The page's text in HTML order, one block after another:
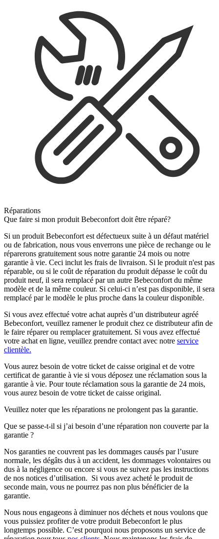
Réparations
Que faire si mon produit Bebeconfort doit être réparé?
Si un produit Bebeconfort est défectueux suite à un défaut matériel
ou de fabrication, nous vous enverrons une pièce de rechange ou le
réparerons gratuitement sous notre garantie 24 mois ou notre
garantie à vie. Ceci inclut les frais de livraison. Si le produit n'est pas
réparable, ou si le coût de réparation du produit dépasse le coût du
produit neuf, il sera remplacé par un autre Bebeconfort du même
modèle et de la même couleur. Si celui-ci n’est pas disponible, il sera
remplacé par le modèle le plus proche dans la couleur disponible.
Si vous avez effectué votre achat auprès d’un distributeur agréé
Bebeconfort, veuillez ramener le produit chez ce distributeur afin de
le faire réparer ou remplacer gratuitement. Si vous avez effectué
votre achat en ligne, veuillez prendre contact avec notre service
clientèle.
Vous aurez besoin de votre ticket de caisse original et de votre
certificat de garantie à vie si vous déposez une réclamation sous la
garantie à vie. Pour toute réclamation sous la garantie de 24 mois,
vous aurez besoin de votre ticket de caisse original.
Veuillez noter que les réparations ne prolongent pas la garantie.
Que se passe-t-il si j’ai besoin d’une réparation non couverte par la
garantie ?
Nos garanties ne couvrent pas les dommages causés par l’usure
normale, les dégâts dus à un accident, les dommages volontaires ou
dus à la négligence ou encore si vous ne suivez pas les instructions
de nos notices d’utilisation. Si vous avez acheté le produit de
seconde main, vous ne pourrez pas non plus bénéficier de la
garantie.
Nous nous engageons à diminuer nos déchets et nous voulons que
vous puissiez profiter de votre produit Bebeconfort le plus
longtemps possible. C’est pourquoi nous proposons un service de